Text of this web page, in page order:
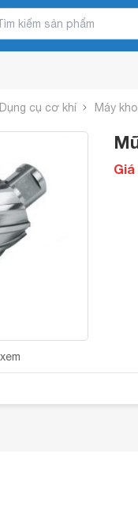
Dụng cụ cơ khí Máy
Giá